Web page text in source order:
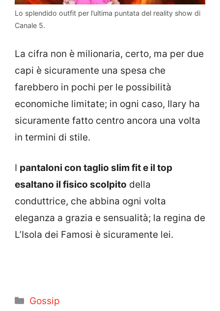
Lo splendido outfit per l’ultima puntata del reality show di
Canale 5.
La cifra non è milionaria, certo, ma per due
capi è sicuramente una spesa che
farebbero in pochi per le possibilità
economiche limitate; in ogni caso, Ilary ha
sicuramente fatto centro ancora una volta
in termini di stile.
I pantaloni con taglio slim fit e il top
esaltano il fisico scolpito della
conduttrice, che abbina ogni volta
eleganza a grazia e sensualità; la regina de
L’Isola dei Famosi è sicuramente lei.
Categorie
Gossip